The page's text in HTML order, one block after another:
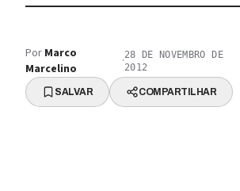
Por Marco
Marcelino
·28 DE NOVEMBRO DE
2012
SALVAR COMPARTILHAR